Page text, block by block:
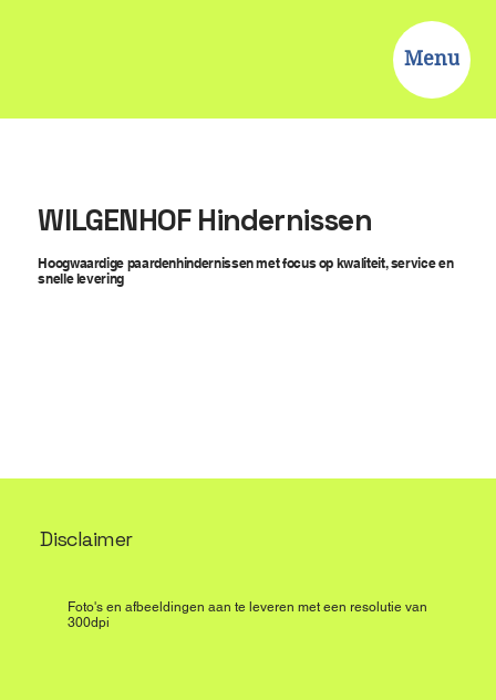
Menu
Disclaimer
Foto's en afbeeldingen aan te leveren met een resolutie van
300dpi
WILGENHOF Hindernissen
Hoogwaardige paardenhindernissen met focus op kwaliteit, service en
snelle levering